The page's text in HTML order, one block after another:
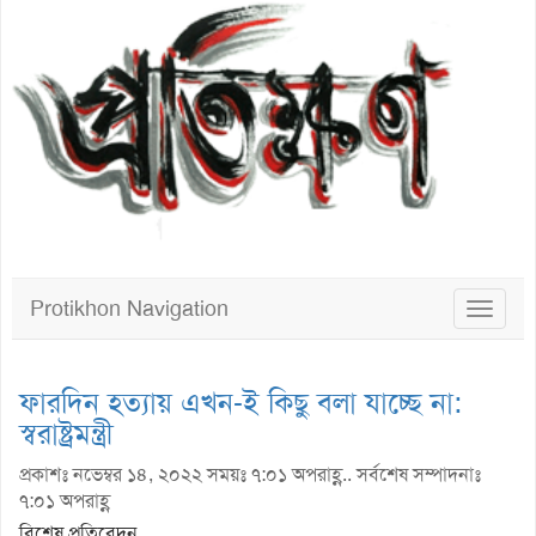
Toggle
Protikhon Navigation
ফারদিন হত্যায় এখন-ই কিছু বলা যাচ্ছে না:
স্বরাষ্ট্রমন্ত্রী
প্রকাশঃ নভেম্বর ১৪, ২০২২ সময়ঃ ৭:০১ অপরাহ্ণ.. সর্বশেষ সম্পাদনাঃ
৭:০১ অপরাহ্ণ